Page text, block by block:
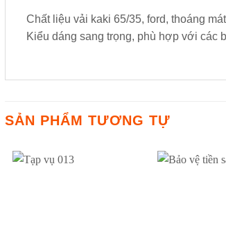
Chất liệu vải kaki 65/35, ford, thoáng
Kiểu dáng sang trọng, phù hợp với các
SẢN PHẨM TƯƠNG TỰ